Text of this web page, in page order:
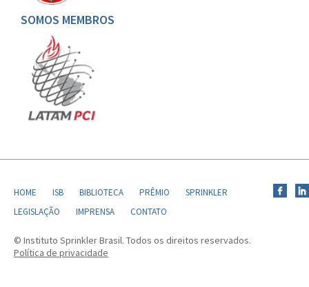
SOMOS MEMBROS
HOME ISB BIBLIOTECA PRÊMIO
SPRINKLER
LEGISLAÇÃO
IMPRENSA CONTATO
© Instituto Sprinkler Brasil. Todos os direitos reservados.
Política de privacidade